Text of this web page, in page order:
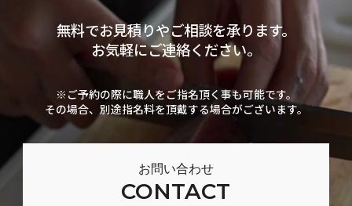
無料でお見積りやご相談を承ります。
お気軽にご連絡ください。
※ご予約の際に職人をご指名頂く事も可能です。
その場合、別途指名料を頂戴する場合がございます。
お問い合わせ
CONTACT